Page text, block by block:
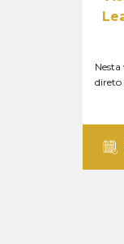
direto